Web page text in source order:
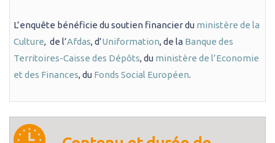
L’enquête bénéficie du soutien financier du ministère de la
Culture, de l’Afdas, d’Uniformation, de la Banque des
Territoires-Caisse des Dépôts, du ministère de l’Economie
et des Finances, du Fonds Social Européen.